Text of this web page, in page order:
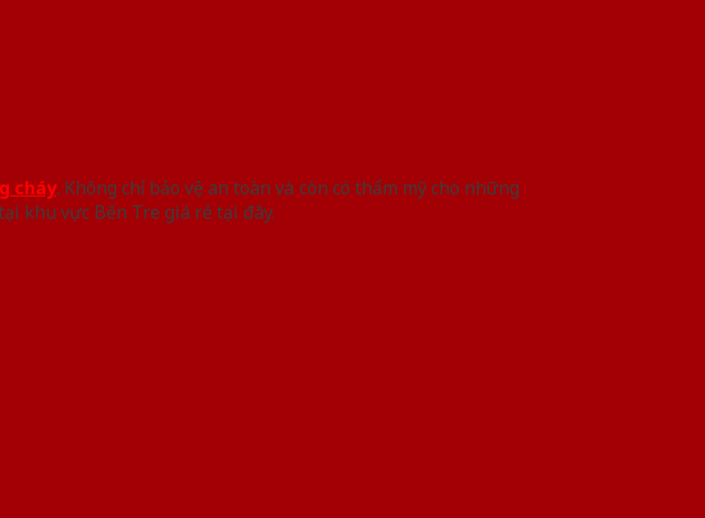
cháy. Không chỉ bảo vệ an toàn và còn có thẩm mỹ cho những
khu vực Bến Tre giá rẻ tại đây.